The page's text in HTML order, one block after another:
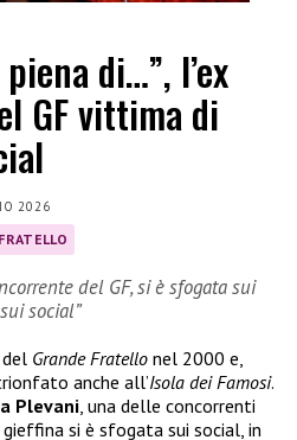
di…”, l’ex
GF vittima di
2026
del GF, si è sfogata sui
social”
Grande Fratello nel 2000 e,
anche all’Isola dei Famosi.
Plevani, una delle concorrenti
si è sfogata sui social, in